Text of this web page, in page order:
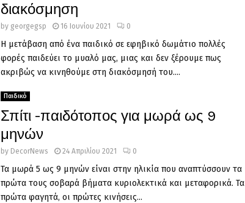
διακόσμηση
by georgegsp 16 Ιουνίου 2021 0
Η μετάβαση από ένα παιδικό σε εφηβικό δωμάτιο πολλές
φορές παιδεύει το μυαλό μας, μιας και δεν ξέρουμε πως
ακριβώς να κινηθούμε στη διακόσμησή του....
Παιδικό
Σπίτι -παιδότοπος για μωρά ως 9
μηνών
by DecorNews 24 Απριλίου 2021 0
Τα μωρά 5 ως 9 μηνών είναι στην ηλικία που αναπτύσσουν τα
πρώτα τους σοβαρά βήματα κυριολεκτικά και μεταφορικά. Τα
πρώτα φαγητά, οι πρώτες κινήσεις...